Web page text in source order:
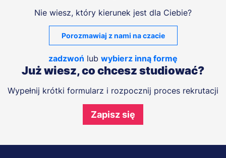
Nie wiesz, który kierunek jest dla Ciebie?
Porozmawiaj z nami na czacie
zadzwoń lub wybierz inną formę
Już wiesz, co chcesz studiować?
Wypełnij krótki formularz i rozpocznij proces rekrutacji
Zapisz się